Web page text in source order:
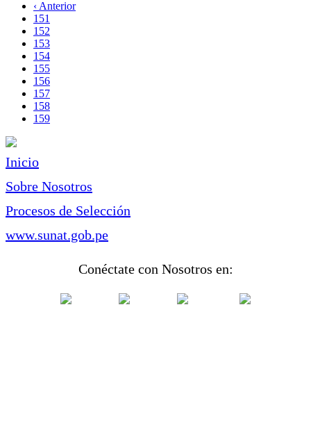
Paginación
página
Página
anterior
‹ Anterior
Page
151
Page
152
Page
153
Page
154
Page
155
Page
156
Page
157
Page
158
Página
159
Inicio
Sobre Nosotros
Procesos de Selección
www.sunat.gob.pe
Conéctate con Nosotros en: